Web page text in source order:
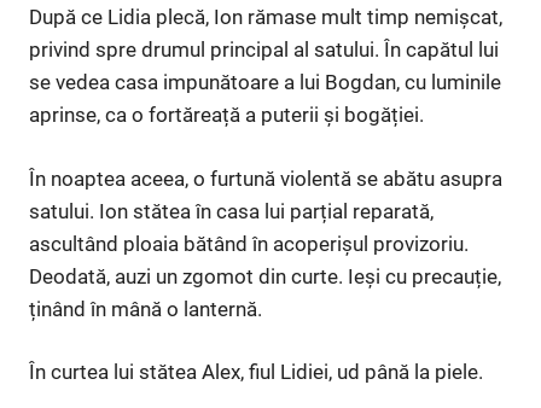
După ce Lidia plecă, Ion rămase mult timp nemișcat,
privind spre drumul principal al satului. În capătul lui
se vedea casa impunătoare a lui Bogdan, cu luminile
aprinse, ca o fortăreață a puterii și bogăției.
În noaptea aceea, o furtună violentă se abătu asupra
satului. Ion stătea în casa lui parțial reparată,
ascultând ploaia bătând în acoperișul provizoriu.
Deodată, auzi un zgomot din curte. Ieși cu precauție,
ținând în mână o lanternă.
În curtea lui stătea Alex, fiul Lidiei, ud până la piele.